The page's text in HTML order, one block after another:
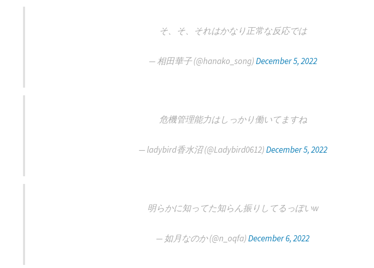
そ、そ、それはかなり正常な反応では
— 相田華子 (@hanako_song)December 5, 2022
危機管理能力はしっかり働いてますね
— ladybird香水沼 (@Ladybird0612)December 5, 2022
明らかに知ってた知らん振りしてるっぽいw
— 如月なのか (@n_oqfa)December 6, 2022